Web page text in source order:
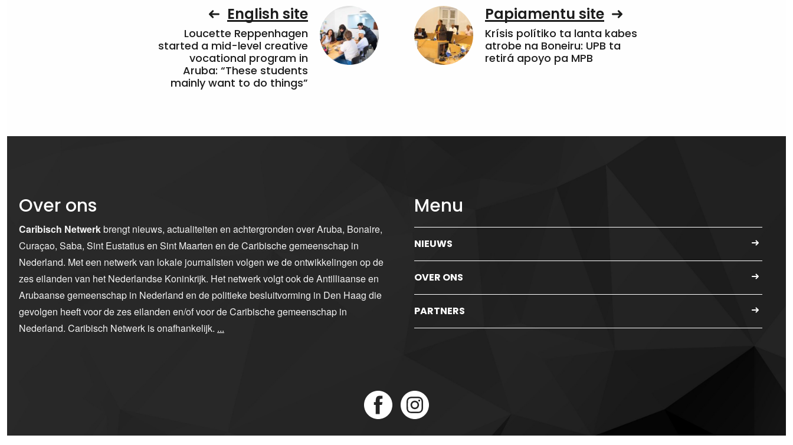
English site
Loucette Reppenhagen
started a mid-level creative
vocational program in
Aruba: “These students
mainly want to do things”
Papiamentu site
Krísis polítiko ta lanta kabes
atrobe na Boneiru: UPB ta
retirá apoyo pa MPB
Over ons
Caribisch Netwerkbrengt nieuws, actualiteiten en achtergronden over Aruba, Bonaire,
Curaçao, Saba, Sint Eustatius en Sint Maarten en de Caribische gemeenschap in
Nederland. Met een netwerk van lokale journalisten volgen we de ontwikkelingen op de
zes eilanden van het Nederlandse Koninkrijk. Het netwerk volgt ook de Antilliaanse en
Arubaanse gemeenschap in Nederland en de politieke besluitvorming in Den Haag die
gevolgen heeft voor de zes eilanden en/of voor de Caribische gemeenschap in
Nederland. Caribisch Netwerk is onafhankelijk. ...
Menu
NIEUWS
OVER ONS
PARTNERS